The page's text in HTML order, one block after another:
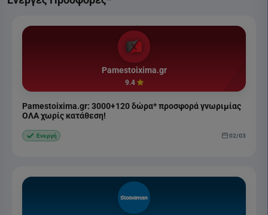
Pamestoixima.gr
9.4
Pamestoixima.gr: 3000+120 δώρα* προσφορά γνωριμίας
ΟΛΑ χωρίς κατάθεση!
Ενεργή 02/03